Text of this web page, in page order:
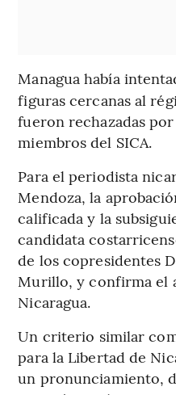
Managua había
figuras cercanas al
fueron rechazadas
miembros del SICA.
Para el periodista
Mendoza, la
calificada y la
candidata
de los copresidentes
Murillo, y confirma el
Nicaragua.
Un criterio similar
para la Libertad de
un pronunciamiento,